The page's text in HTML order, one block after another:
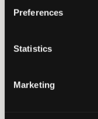
Preferences
Statistics
Marketing
Lichtblauwe
hoog en de pijpen zijn
die zowel geschikt is
baggyjeans zijn een
Jeans